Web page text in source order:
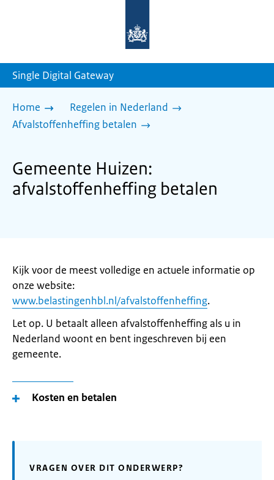
homepage
Single Digital Gateway
Home
Regelen in Nederland
Afvalstoffenheffing betalen
Gemeente Huizen:
afvalstoffenheffing betalen
Kijk voor de meest volledige en actuele informatie op
onze website:
www.belastingenhbl.nl/afvalstoffenheffing.
Let op. U betaalt alleen afvalstoffenheffing als u in
Nederland woont en bent ingeschreven bij een
gemeente.
Kosten en betalen
VRAGEN OVER DIT ONDERWERP?